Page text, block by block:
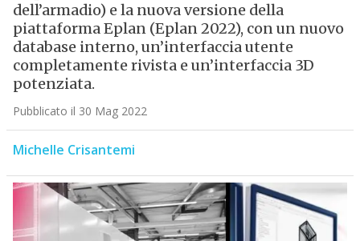
dell’armadio) e la nuova versione della
piattaforma Eplan (Eplan 2022), con un nuovo
database interno, un’interfaccia utente
completamente rivista e un’interfaccia 3D
potenziata.
Pubblicato il 30 Mag 2022
Michelle Crisantemi